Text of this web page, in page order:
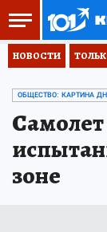
НОВОСТИ
ОБЩЕСТВО: КАРТИНА
зоне